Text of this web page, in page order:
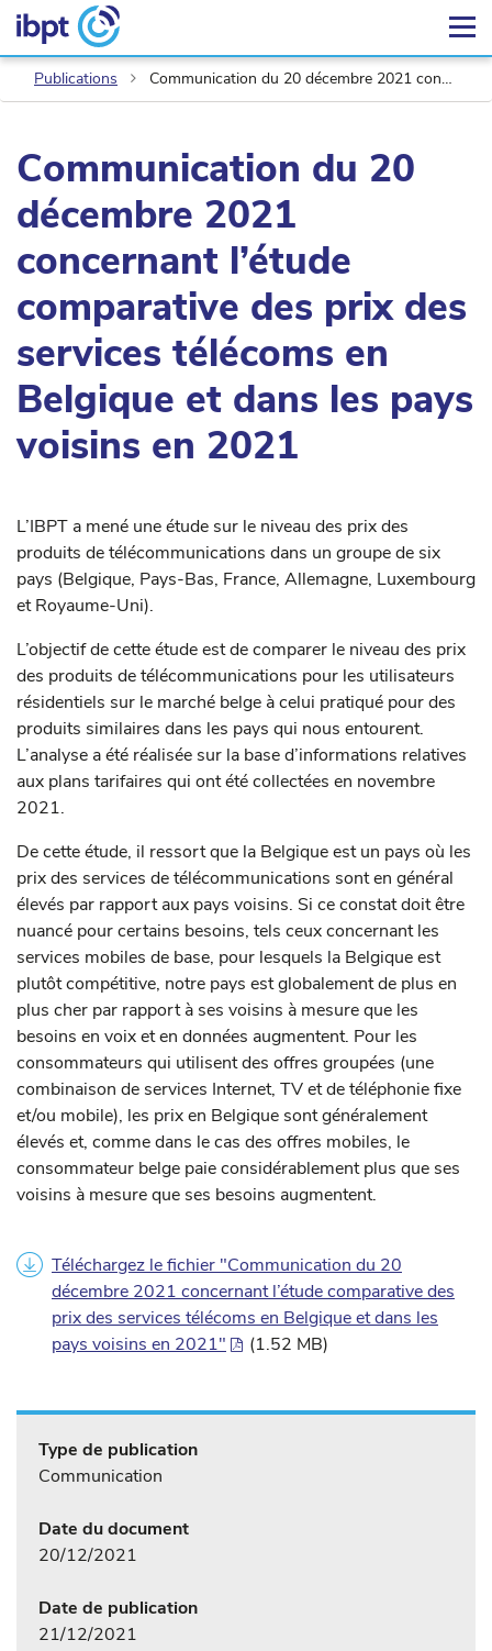
Publications Communication du 20 décembre 2021 concernant l’étude comparative des prix des services télécoms en Belgique et dans les pays voisins en 2021
Communication du 20
décembre 2021
concernant l’étude
comparative des prix des
services télécoms en
Belgique et dans les pays
voisins en 2021
L’IBPT a mené une étude sur le niveau des prix des
produits de télécommunications dans un groupe de six
pays (Belgique, Pays-Bas, France, Allemagne, Luxembourg
et Royaume-Uni).
L’objectif de cette étude est de comparer le niveau des prix
des produits de télécommunications pour les utilisateurs
résidentiels sur le marché belge à celui pratiqué pour des
produits similaires dans les pays qui nous entourent.
L’analyse a été réalisée sur la base d’informations relatives
aux plans tarifaires qui ont été collectées en novembre
2021.
De cette étude, il ressort que la Belgique est un pays où les
prix des services de télécommunications sont en général
élevés par rapport aux pays voisins. Si ce constat doit être
nuancé pour certains besoins, tels ceux concernant les
services mobiles de base, pour lesquels la Belgique est
plutôt compétitive, notre pays est globalement de plus en
plus cher par rapport à ses voisins à mesure que les
besoins en voix et en données augmentent. Pour les
consommateurs qui utilisent des offres groupées (une
combinaison de services Internet, TV et de téléphonie fixe
et/ou mobile), les prix en Belgique sont généralement
élevés et, comme dans le cas des offres mobiles, le
consommateur belge paie considérablement plus que ses
voisins à mesure que ses besoins augmentent.
Téléchargez le fichier "Communication du 20
décembre 2021 concernant l’étude comparative des
prix des services télécoms en Belgique et dans les
pays voisins en 2021"
(1.52 MB)
Type de publication
Communication
Date du document
20/12/2021
Date de publication
21/12/2021